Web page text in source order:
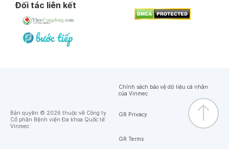
Đối tác liên kết
Bản quyền © 2026 thuộc về Công ty
Cổ phần Bệnh viện Đa khoa Quốc tế
Vinmec
Chính sách bảo vệ dữ liệu cá nhân
của Vinmec
GR Privacy
GR Terms